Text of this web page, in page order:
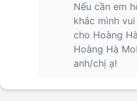
Nếu cần em
khác mình
cho Hoàng
Hoàng Hà
anh/chị ạ!